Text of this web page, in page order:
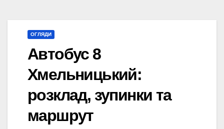
ОГЛЯДИ
Автобус 8
Хмельницький:
розклад, зупинки та
маршрут